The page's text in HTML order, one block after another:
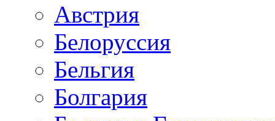
Австрия
Белоруссия
Бельгия
Болгария